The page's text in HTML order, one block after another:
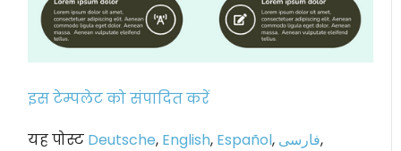
इस टेम्पलेट को संपादित करें
यह पोस्ट Deutsche, English, Español, فارسی,